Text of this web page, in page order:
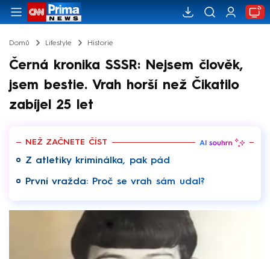
Domů Lifestyle Historie
Černá kronika SSSR: Nejsem člověk,
jsem bestie. Vrah horší než Čikatilo
zabíjel 25 let
NEŽ ZAČNETE ČÍST
Z atletiky kriminálka, pak pád
První vražda: Proč se vrah sám udal?